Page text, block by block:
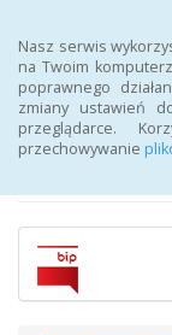
Nasz serwis
na Twoim
poprawnego
zmiany ustawień
przeglądarce.
przechowywanie